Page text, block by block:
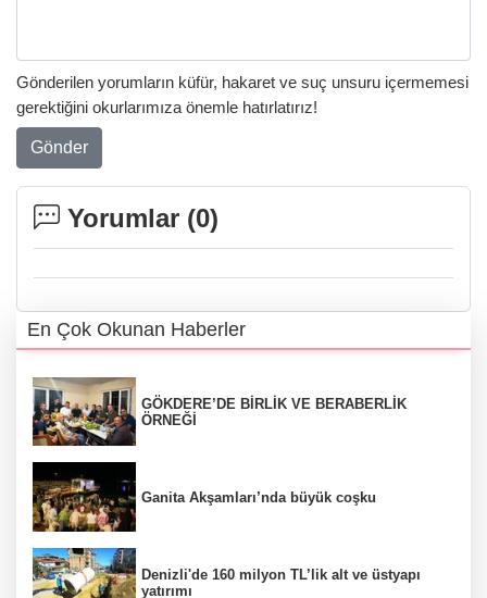
Gönderilen yorumların küfür, hakaret ve suç unsuru içermemesi
gerektiğini okurlarımıza önemle hatırlatırız!
Gönder
Yorumlar (0)
En Çok Okunan Haberler
GÖKDERE’DE BİRLİK VE BERABERLİK
ÖRNEĞİ
Ganita Akşamları’nda büyük coşku
Denizli'de 160 milyon TL’lik alt ve üstyapı
yatırımı